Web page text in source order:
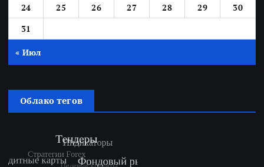
24
25 26 27 28 29
30
31
« Июл
Облако тегов